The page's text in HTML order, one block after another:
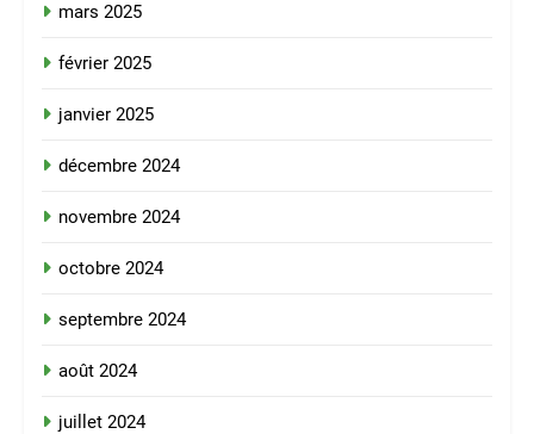
mars 2025
février 2025
janvier 2025
décembre 2024
novembre 2024
octobre 2024
septembre 2024
août 2024
juillet 2024